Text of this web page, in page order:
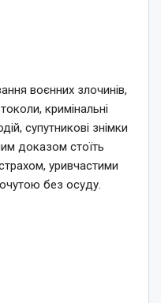
воєнних злочинів,
кримінальні
супутникові знімки
доказом стоїть
уривчастими
без осуду.